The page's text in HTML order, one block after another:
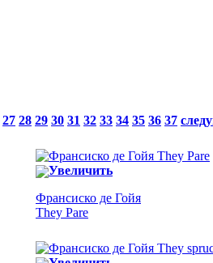
27 28 29 30 31 32 33 34 35 36 37
Увеличить
Франсиско де Гойя
They Pare